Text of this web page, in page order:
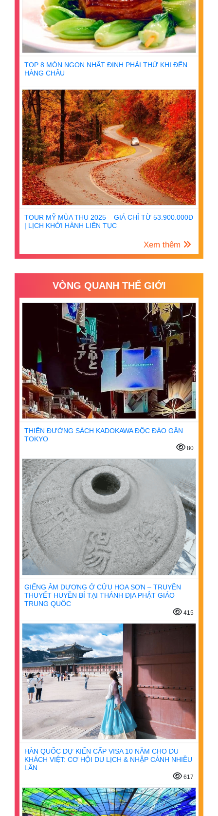
TOP 8 MÓN NGON NHẤT ĐỊNH PHẢI THỬ KHI ĐẾN
HÀNG CHÂU
TOUR MỸ MÙA THU 2025 – GIÁ CHỈ TỪ 53.900.000Đ
| LỊCH KHỞI HÀNH LIÊN TỤC
Xem thêm
VÒNG QUANH THẾ GIỚI
THIÊN ĐƯỜNG SÁCH KADOKAWA ĐỘC ĐÁO GẦN
TOKYO
80
GIẾNG ÂM DƯƠNG Ở CỬU HOA SƠN – TRUYỀN
THUYẾT HUYỀN BÍ TẠI THÁNH ĐỊA PHẬT GIÁO
TRUNG QUỐC
415
HÀN QUỐC DỰ KIẾN CẤP VISA 10 NĂM CHO DU
KHÁCH VIỆT: CƠ HỘI DU LỊCH & NHẬP CẢNH NHIỀU
LẦN
617